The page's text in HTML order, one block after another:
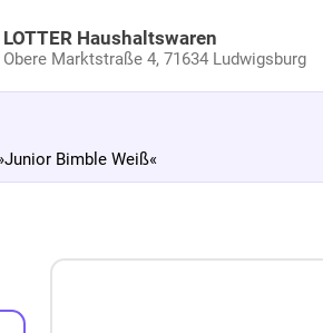
LOTTER Haushaltswaren
Obere Marktstraße 4, 71634 Ludwigsburg
Bimble Weiß«